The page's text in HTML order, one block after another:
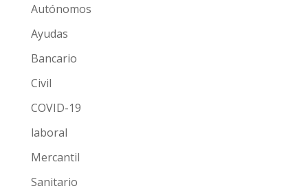
Autónomos
Ayudas
Bancario
Civil
COVID-19
laboral
Mercantil
Sanitario